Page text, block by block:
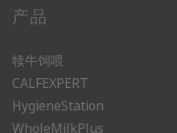
产品
犊牛饲喂
CALFEXPERT
HygieneStation
WholeMilkPlus